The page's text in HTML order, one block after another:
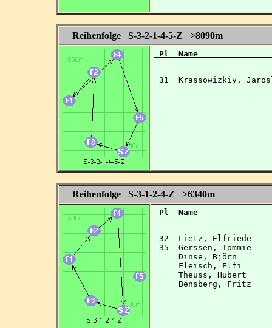
Reihenfolge S-3-2-1-4-5-Z >8090m
Pl  Name
31  Krassowizkiy,
Reihenfolge S-3-1-2-4-Z >6340m
Pl  Name
32  Lietz, Elfriede
35  Gerssen, Tommie
Dinse, Björn
Fleisch, Elfi
Theuss, Hubert
Bensberg, Fritz